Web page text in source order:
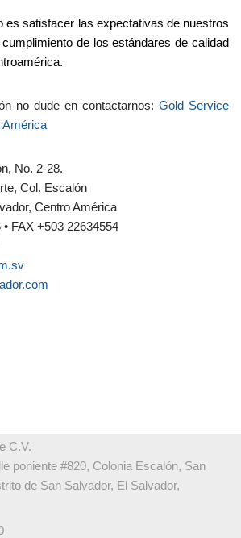
es satisfacer las expectativas de nuestros
de los estándares de calidad
no dude en contactarnos: Gold Service
América
No. 2-28.
Col. Escalón
Centro América
FAX +503 22634554
C.V.
poniente #820, Colonia Escalón, San
de San Salvador, El Salvador,